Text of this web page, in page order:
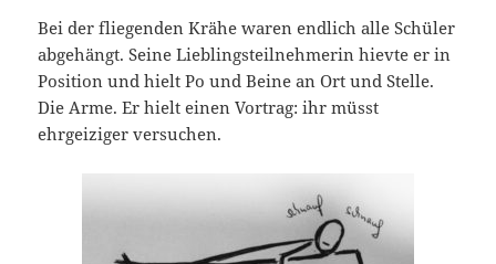
Bei der fliegenden Krähe waren endlich alle Schüler
abgehängt. Seine Lieblingsteilnehmerin hievte er in
Position und hielt Po und Beine an Ort und Stelle.
Die Arme. Er hielt einen Vortrag: ihr müsst
ehrgeiziger versuchen.